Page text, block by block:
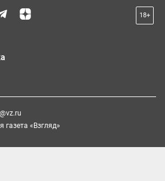
18+
«Взгляд»